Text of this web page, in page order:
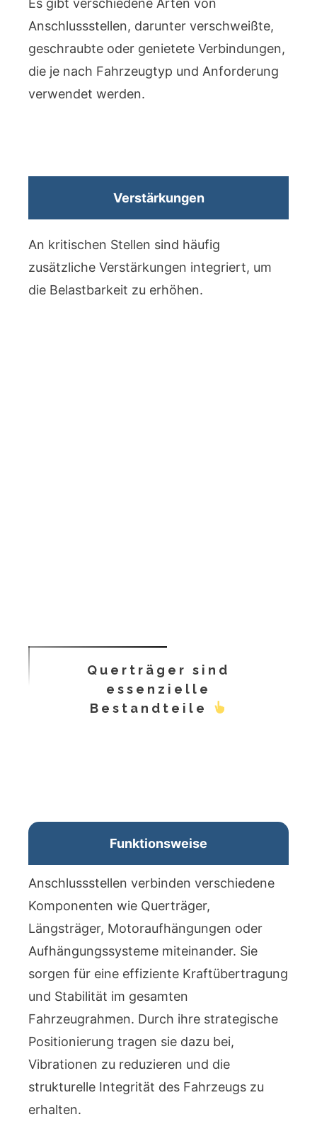
Anschlussstellen, darunter verschweißte,
geschraubte oder genietete Verbindungen,
die je nach Fahrzeugtyp und Anforderung
verwendet werden.
Verstärkungen
An kritischen Stellen sind häufig
zusätzliche Verstärkungen integriert, um
die Belastbarkeit zu erhöhen.
Querträger sind
essenzielle
Bestandteile
Funktionsweise
Anschlussstellen verbinden verschiedene
Komponenten wie Querträger,
Längsträger, Motoraufhängungen oder
Aufhängungssysteme miteinander. Sie
sorgen für eine effiziente Kraftübertragung
und Stabilität im gesamten
Fahrzeugrahmen. Durch ihre strategische
Positionierung tragen sie dazu bei,
Vibrationen zu reduzieren und die
strukturelle Integrität des Fahrzeugs zu
erhalten.